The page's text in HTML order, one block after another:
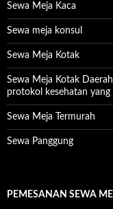
Sewa Meja Kaca
Sewa meja konsul
Sewa Meja Kotak
Sewa Meja Kotak
protokol kesehatan yang
Sewa Meja Termurah
Sewa Panggung
PEMESANAN SEWA